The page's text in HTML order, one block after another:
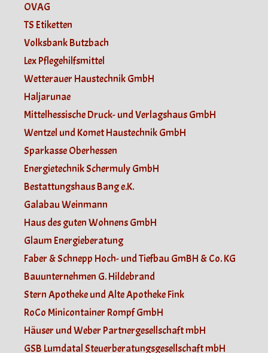
OVAG
TS Etiketten
Volksbank Butzbach
Lex Pflegehilfsmittel
Wetterauer Haustechnik GmbH
Haljarunae
Mittelhessische Druck- und Verlagshaus GmbH
Wentzel und Komet Haustechnik GmbH
Sparkasse Oberhessen
Energietechnik Schermuly GmbH
Bestattungshaus Bang e.K.
Galabau Weinmann
Haus des guten Wohnens GmbH
Glaum Energieberatung
Faber & Schnepp Hoch- und Tiefbau GmBH & Co. KG
Bauunternehmen G. Hildebrand
Stern Apotheke und Alte Apotheke Fink
RoCo Minicontainer Rompf GmbH
Häuser und Weber Partnergesellschaft mbH
GSB Lumdatal Steuerberatungsgesellschaft mbH